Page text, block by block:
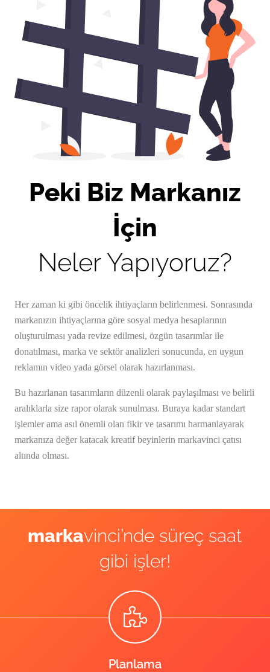
Peki Biz Markanız
İçin
Neler Yapıyoruz?
Her zaman ki gibi öncelik ihtiyaçların belirlenmesi. Sonrasında
markanızın ihtiyaçlarına göre sosyal medya hesaplarının
oluşturulması yada revize edilmesi, özgün tasarımlar ile
donatılması, marka ve sektör analizleri sonucunda, en uygun
reklamın video yada görsel olarak hazırlanması.
Bu hazırlanan tasarımların düzenli olarak paylaşılması ve belirli
aralıklarla size rapor olarak sunulması. Buraya kadar standart
işlemler ama asıl önemli olan fikir ve tasarımı harmanlayarak
markanıza değer katacak kreatif beyinlerin markavinci çatısı
altında olması.
markavinci’nde süreç saat
gibi işler!
Planlama